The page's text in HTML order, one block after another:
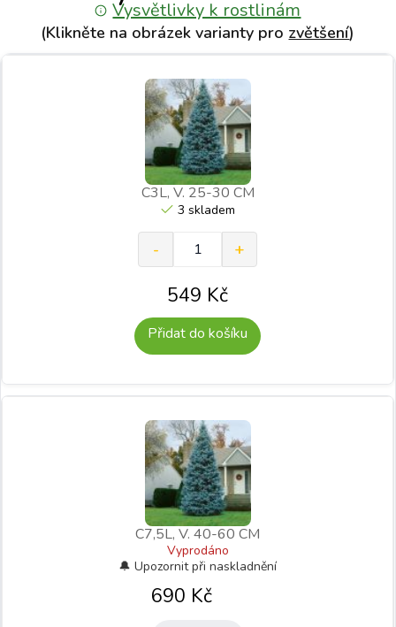
Vysvětlivky k rostlinám
(Klikněte na obrázek varianty pro zvětšení)
C3L, V. 25-30 CM
3 skladem
549 Kč
Přidat do košíku
C7,5L, V. 40-60 CM
Vyprodáno
690 Kč